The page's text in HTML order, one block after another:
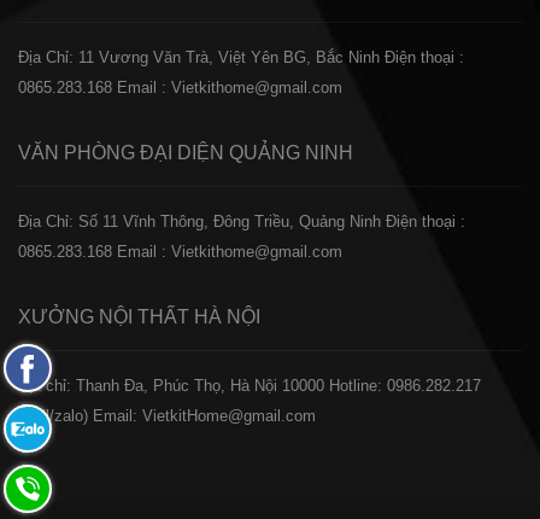
Địa Chỉ: 11 Vương Văn Trà, Việt Yên BG, Bắc Ninh Điện thoại :
0865.283.168 Email : Vietkithome@gmail.com
VĂN PHÒNG ĐẠI DIỆN QUẢNG NINH
Địa Chỉ: Số 11 Vĩnh Thông, Đông Triều, Quảng Ninh Điện thoại :
0865.283.168 Email : Vietkithome@gmail.com
XƯỞNG NỘI THẤT HÀ NỘI
️Địa chỉ: Thanh Đa, Phúc Thọ, Hà Nội 10000 Hotline: 0986.282.217
(Call/zalo) Email: VietkitHome@gmail.com
Fanpage
Facebook
Zalo:
0865.283.168
Hotline: